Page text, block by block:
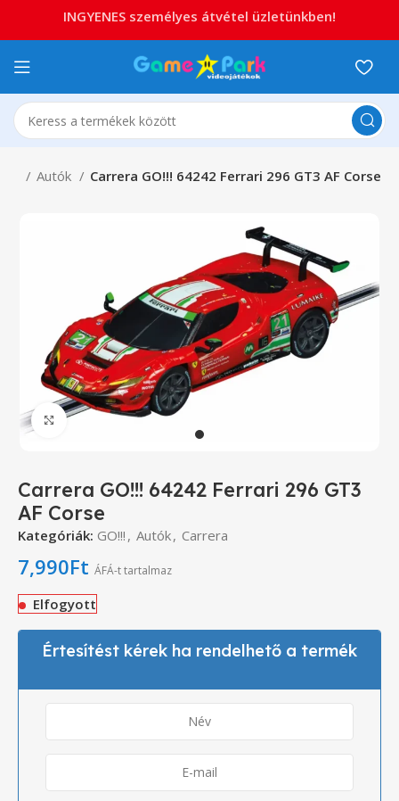
Autók Carrera GO!!! 64242 Ferrari 296 GT3 AF Corse
Click to enlarge
Carrera GO!!! 64242 Ferrari 296 GT3
AF Corse
Kategóriák: GO!!! , Autók, Carrera
7,990Ft ÁFÁ-t tartalmaz
Elfogyott
Értesítést kérek ha rendelhető a termék
INGYENES személyes átvétel üzletünkben!